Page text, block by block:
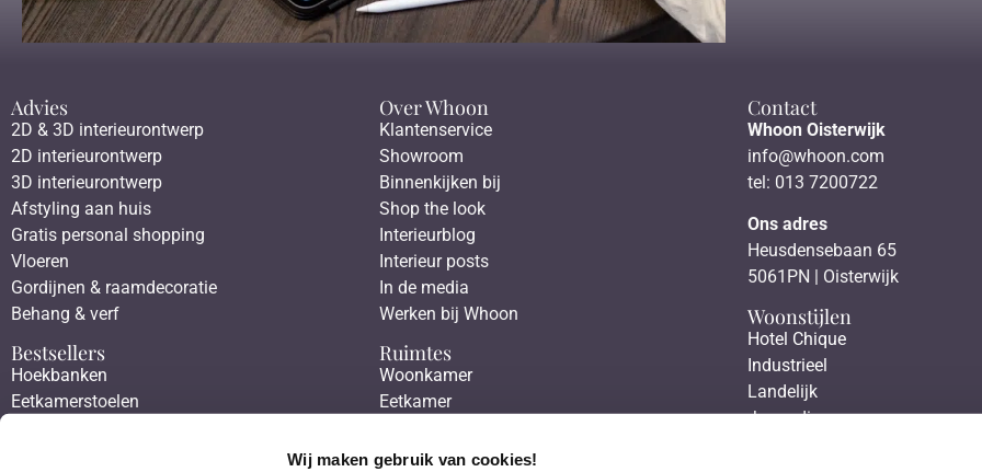
Wij maken gebruik van cookies!
Advies
2D & 3D interieurontwerp
2D interieurontwerp
3D interieurontwerp
Afstyling aan huis
Gratis personal shopping
Vloeren
Gordijnen & raamdecoratie
Behang & verf
Bestsellers
Hoekbanken
Eetkamerstoelen
Over Whoon
Klantenservice
Showroom
Binnenkijken bij
Shop the look
Interieurblog
Interieur posts
In de media
Werken bij Whoon
Ruimtes
Woonkamer
Eetkamer
Werkkamer
Contact
Whoon Oisterwijk
info@whoon.com
tel: 013 7200722
Ons adres
Heusdensebaan 65
5061PN | Oisterwijk
Woonstijlen
Hotel Chique
Industrieel
Landelijk
Japandi